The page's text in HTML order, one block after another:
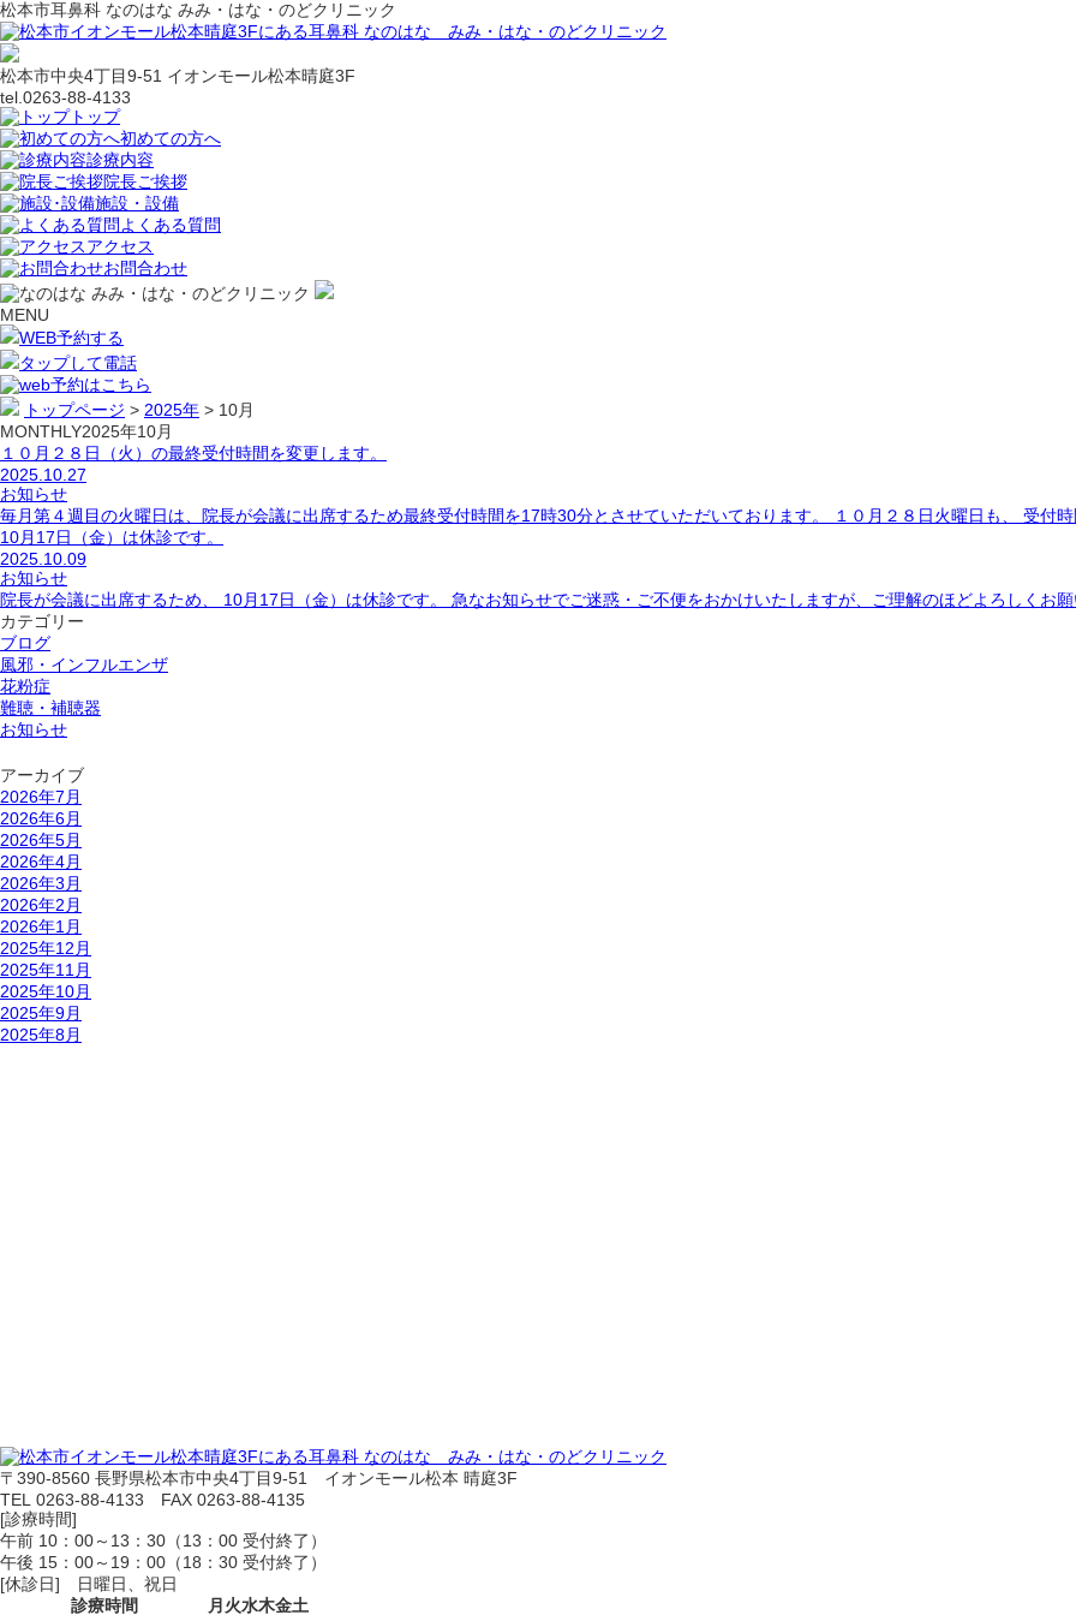
松本市耳鼻科 なのはな みみ・はな・のどクリニック
松本市中央4丁目9-51 イオンモール松本晴庭3F
tel.0263-88-4133
トップ
初めての方へ
診療内容
院長ご挨拶
施設・設備
よくある質問
アクセス
お問合わせ
MENU
WEB予約する
タップして電話
トップページ > 2025年 > 10月
MONTHLY2025年10月
１０月２８日（火）の最終受付時間を変更します。
2025.10.27
お知らせ
毎月第４週目の火曜日は、院長が会議に出席するため最終受付時間を17時30分とさせていただいております。 １０月２８日火曜日も、 受付
10月17日（金）は休診です。
2025.10.09
お知らせ
院長が会議に出席するため、 10月17日（金）は休診です。 急なお知らせでご迷惑・ご不便をおかけいたしますが、ご理解のほどよろしくお
カテゴリー
ブログ
風邪・インフルエンザ
花粉症
難聴・補聴器
お知らせ
アーカイブ
2026年7月
2026年6月
2026年5月
2026年4月
2026年3月
2026年2月
2026年1月
2025年12月
2025年11月
2025年10月
2025年9月
2025年8月
〒390-8560 長野県松本市中央4丁目9-51 イオンモール松本 晴庭3F
TEL 0263-88-4133 FAX 0263-88-4135
[診療時間]
午前 10：00～13：30（13：00 受付終了）
午後 15：00～19：00（18：30 受付終了）
[休診日] 日曜日、祝日
診療時間
月 火水木金土